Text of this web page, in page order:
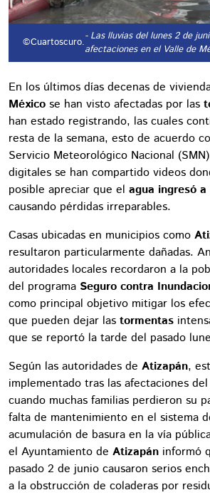
©Cuartoscuro.- Las lluvias del lunes 2 de
afectaciones en el Valle de
En los últimos días decenas de
México se han visto afectadas por las
han estado registrando, las cuales
resta de la semana, esto de acuerdo
Servicio Meteorológico Nacional
digitales se han compartido videos
posible apreciar que el agua ingresó
causando pérdidas irreparables.
Casas ubicadas en municipios como
resultaron particularmente dañadas.
autoridades locales recordaron a la
del programa Seguro contra
como principal objetivo mitigar los
que pueden dejar las tormentas
que se reportó la tarde del pasado
Según las autoridades de Atizapán,
implementado tras las afectaciones
cuando muchas familias perdieron su
falta de mantenimiento en el sistema
acumulación de basura en la vía
el Ayuntamiento de Atizapán informó
pasado 2 de junio causaron serios
a la obstrucción de coladeras por